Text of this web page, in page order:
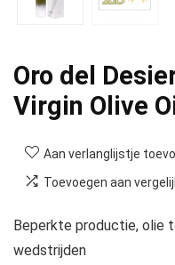
Oro del
Virgin Olive
Aan verlanglijstje
Toevoegen aan
Beperkte productie, olie
wedstrijden